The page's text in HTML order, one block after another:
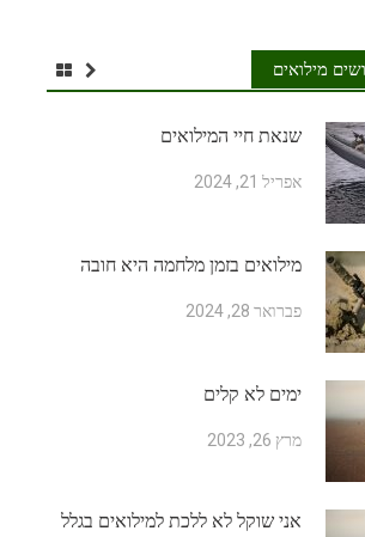
מילואים
שנאת חיי המילואים
אפריל 21, 2024
מילואים בזמן מלחמה היא חובה
פברואר 28, 2024
ימים לא קלים
מרץ 26, 2023
אני שוקל לא ללכת למילואים בגלל